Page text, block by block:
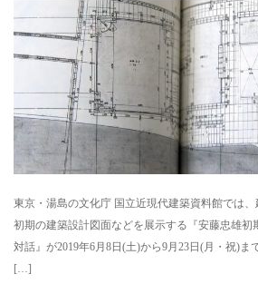
東京・湯島の文化庁 国立近現代建築資料館では
初期の建築設計図面などを展示する『安藤忠雄初
対話』が2019年6月8日(土)から9月23日(月・祝)ま
[…]